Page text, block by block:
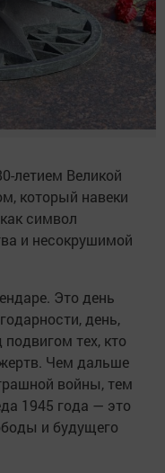
летием Великой
который навеки
символ
и несокрушимой
Это день
день,
тех, кто
Чем дальше
войны, тем
1945 года — это
и будущего